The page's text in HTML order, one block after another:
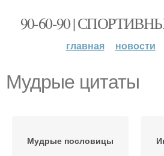
90-60-90 |
главная новости
Мудрые цитаты
Мудрые пословицы